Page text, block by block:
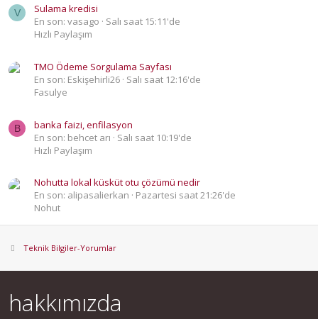
V
Sulama kredisi
En son: vasago
Salı saat 15:11'de
Hızlı Paylaşım
TMO Ödeme Sorgulama Sayfası
En son: Eskişehirli26 Salı saat 12:16'de
Fasulye
B
banka faizi, enfilasyon
En son: behcet arı
Salı saat 10:19'de
Hızlı Paylaşım
Nohutta lokal küsküt otu çözümü nedir
En son: alipasalierkan
Pazartesi saat 21:26'de
Nohut
Teknik Bilgiler-Yorumlar
hakkımızda